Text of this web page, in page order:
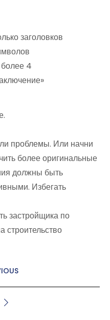
заголовков
более 4
проблемы. Или начни
более оригинальные
должны быть
Избегать
застройщика по
строительство